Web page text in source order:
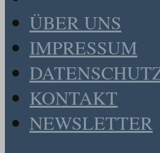
ÜBER UNS
IMPRESSUM
KONTAKT
NEWSLETTER